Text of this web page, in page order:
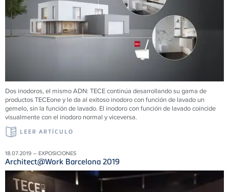
Dos inodoros, el mismo ADN: TECE continúa desarrollando su gama de
productos TECEone y le da al exitoso inodoro con función de lavado un
gemelo, sin la función de lavado. El inodoro con función de lavado coincide
visualmente con el inodoro normal y viceversa.
LEER ARTÍCULO
18.07.2019 – EXPOSICIONES
Architect@Work Barcelona 2019